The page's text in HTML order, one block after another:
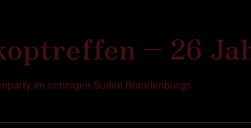
– 26
im sonnigen Süden Brandenburgs